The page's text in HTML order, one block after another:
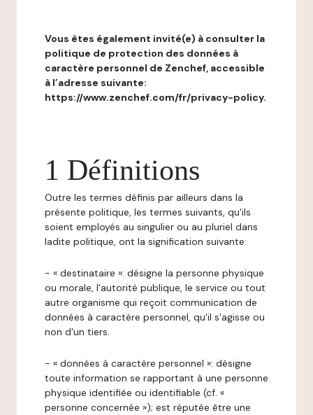
Vous êtes également invité(e) à consulter la
politique de protection des données à
caractère personnel de Zenchef, accessible
à l’adresse suivante:
https://www.zenchef.com/fr/privacy-policy.
1 Définitions
Outre les termes définis par ailleurs dans la
présente politique, les termes suivants, qu'ils
soient employés au singulier ou au pluriel dans
ladite politique, ont la signification suivante:
- « destinataire »: désigne la personne physique
ou morale, l'autorité publique, le service ou tout
autre organisme qui reçoit communication de
données à caractère personnel, qu'il s'agisse ou
non d'un tiers.
- « données à caractère personnel »: désigne
toute information se rapportant à une personne
physique identifiée ou identifiable (cf. «
personne concernée »); est réputée être une